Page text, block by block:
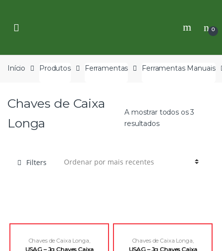
navigation
content
0
Início Produtos Ferramentas Ferramentas Manuais
Chaves de Caixa
Longa
A mostrar todos os 3
resultados
Filters
Chaves de Caixa Longa
Ferramentas,Ferramentas
USAG – Jg Chaves Caixa
Chaves de Caixa Longa
Ferramentas,Ferramentas
USAG – Jg Chaves Caixa